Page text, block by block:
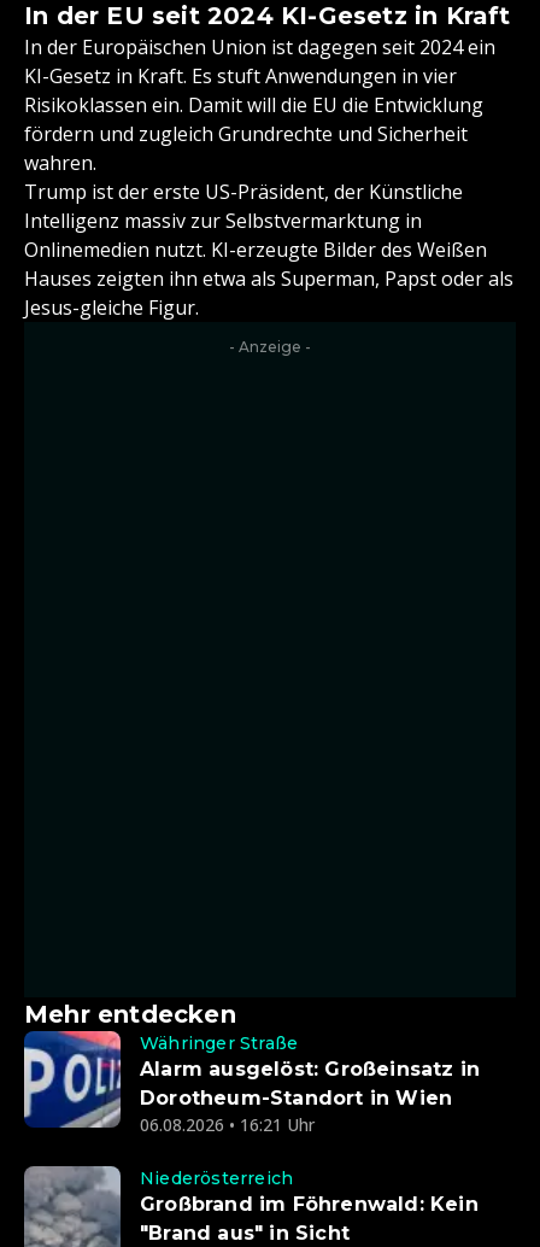
In der EU seit 2024 KI-Gesetz in Kraft
In der Europäischen Union ist dagegen seit 2024 ein
KI-Gesetz in Kraft. Es stuft Anwendungen in vier
Risikoklassen ein. Damit will die EU die Entwicklung
fördern und zugleich Grundrechte und Sicherheit
wahren.
Trump ist der erste US-Präsident, der Künstliche
Intelligenz massiv zur Selbstvermarktung in
Onlinemedien nutzt. KI-erzeugte Bilder des Weißen
Hauses zeigten ihn etwa als Superman, Papst oder als
Jesus-gleiche Figur.
- Anzeige -
Mehr entdecken
Währinger Straße
Alarm ausgelöst: Großeinsatz in
Dorotheum-Standort in Wien
06.08.2026 • 16:21 Uhr
Niederösterreich
Großbrand im Föhrenwald: Kein
"Brand aus" in Sicht